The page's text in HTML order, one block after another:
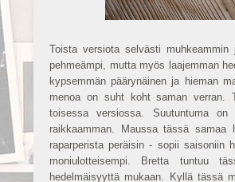
Toista versiota selvästi
pehmeämpi, mutta myös laajemman
kypsemmän päärynäinen ja hieman
menoa on suht koht saman verran.
toisessa versiossa. Suutuntuma
raikkaamman. Maussa tässä
raparperista peräisin - sopii saisoniin
moniulotteisempi. Bretta tuntuu
hedelmäisyyttä mukaan. Kyllä tässä